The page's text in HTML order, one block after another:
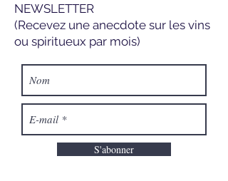
NEWSLETTER
(Recevez une anecdote sur les vins
ou spiritueux par mois)
S'abonner